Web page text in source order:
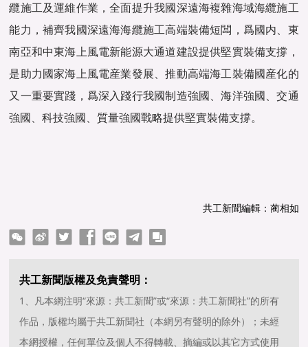
纜施工及運維作業，全面提升我國深遠海複雜海域海纜施工
能力，補齊我國深遠海海纜施工高端裝備短闆，爲國内、東
南亞和中東海上風電新能源大通道建設提供堅實裝備支撐，
是助力國家海上風電産業發展、推動高端海工裝備國産化的
又一重要實踐，爲深入踐行我國制造強國、海洋強國、交通
強國、科技強國、質量強國戰略提供堅實裝備支撐。
共工新聞編輯：蔺相如
linetelegram copy
共工新聞版權及免責聲明：
1、凡本網注明“來源：共工新聞”或“來源：共工新聞社”的所有
作品，版權均屬于共工新聞社（本網另有聲明的除外）；未經
本網授權，任何單位及個人不得轉載、摘編或以其它方式使用